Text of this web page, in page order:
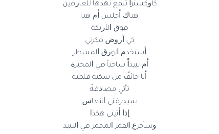
ﻛﺄﻭﻛﺴﺘﺮﺍ ﺗﻠﻤﻊ ﻧﻬﺪﻫﺎ ﻟﻠﻌﺎﺯﻓﻴﻦ
ﻫﻨﺎﻙ ﺃﺟﻠﺲ ﺃﻡ ﻫﻨﺎ
ﻓﻮﻕ ﺍﻷ‌ﺭﻳﻜﺔ
ﻛﻲ ﺃﺭﻭﺽ ﻓﻜﺮﺗﻲ
ﺃﺳﺘﺨﺪﻡ ﺍﻟﻮﺭﻕ ﺍﻟﻤﺴﻄﺮ
ﺃﻡ ﻧﺒﻴﺬﺍً ﺳﺎﺧﻨﺎً ﻓﻲ ﺍﻟﻤﺤﺒﺮﺓ
ﺃﻧﺎ ﺧﺎﺋﻒٌ ﻣﻦ ﺳﻜﺘﺔ ﻗﻠﻤﻴﺔ
ﺗﺄﺗﻲ ﻣﺼﺎﺩﻓﺔً
ﺳﻴﺠﺮﻓﻨﻲ ﺍﻟﻨﻌﺎﺱ
ﺇﺫﺍ ﺃﺗﻴﺘﻲ ﻫﻜﺬﺍ
ﻭﺳﺄﺟﺮﻉ ﺍﻟﻘﻤﺮ ﺍﻟﻤﺨﻤﺮ ﻓﻲ ﺍﻟﻨﺒﻴﺬ